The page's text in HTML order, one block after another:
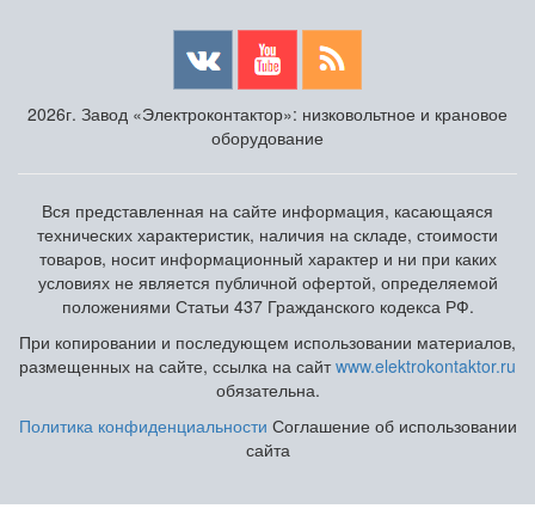
2026г. Завод «Электроконтактор»: низковольтное и крановое
оборудование
Вся представленная на сайте информация, касающаяся
технических характеристик, наличия на складе, стоимости
товаров, носит информационный характер и ни при каких
условиях не является публичной офертой, определяемой
положениями Статьи 437 Гражданского кодекса РФ.
При копировании и последующем использовании материалов,
размещенных на сайте, ссылка на сайтwww.elektrokontaktor.ru
обязательна.
Политика конфиденциальности Соглашение об использовании
сайта